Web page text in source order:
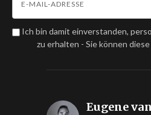
Ich bin damit einverstanden,
zu erhalten - Sie können
Eugene